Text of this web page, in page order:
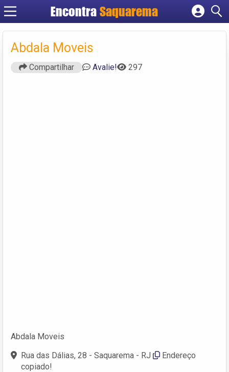
Encontra Saquarema
Cadastrar empresa
Abdala Moveis
Compartilhar Avalie! 297
Abdala Moveis
Rua das Dálias, 28 - Saquarema - RJ
Endereço
copiado!